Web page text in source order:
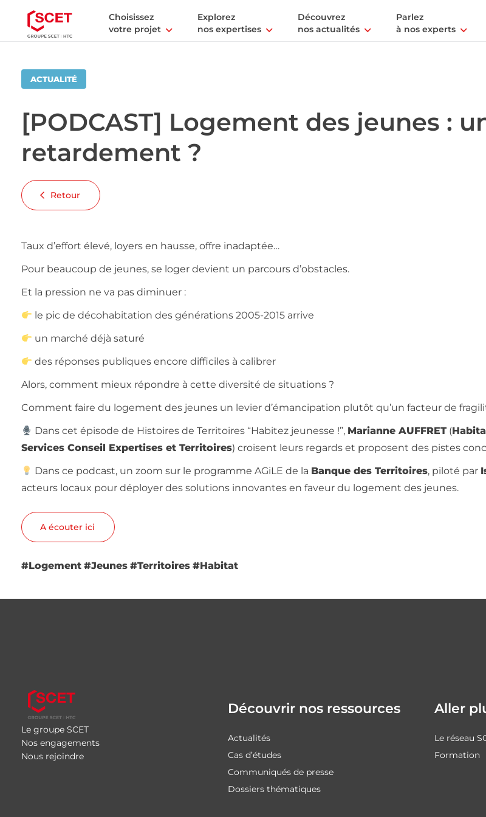
Choisissez
votre projet
Explorez
nos expertises
Découvrez
nos actualités
Parlez
à nos experts
ACTUALITÉ
[PODCAST] Logement des jeunes :
retardement ?
Retour
Taux d’effort élevé, loyers en hausse, offre inadaptée…
Pour beaucoup de jeunes, se loger devient un parcours d’obstacles.
Et la pression ne va pas diminuer :
le pic de décohabitation des générations 2005-2015 arrive
un marché déjà saturé
des réponses publiques encore difficiles à calibrer
Alors, comment mieux répondre à cette diversité de situations ?
Comment faire du logement des jeunes un levier d’émancipation plutôt qu’un facteur de
Dans cet épisode de Histoires de Territoires “Habitez jeunesse !”, Marianne AUFFRET (
Services Conseil Expertises et Territoires) croisent leurs regards et proposent des pistes
Dans ce podcast, un zoom sur le programme AGiLE de la Banque des Territoires, piloté par
acteurs locaux pour déployer des solutions innovantes en faveur du logement des jeunes.
A écouter ici
#Logement #Jeunes #Territoires #Habitat
Le groupe SCET
Nos engagements
Nous rejoindre
Découvrir nos ressources
Actualités
Cas d’études
Communiqués de presse
Dossiers thématiques
Aller
Le réseau
Formation